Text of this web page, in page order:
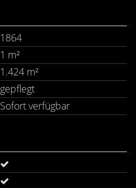
1864
1 m²
1.424 m²
gepflegt
Sofort verfügbar